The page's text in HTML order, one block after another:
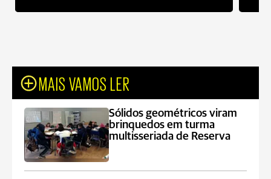
MAIS VAMOS LER
Sólidos geométricos viram
brinquedos em turma
multisseriada de Reserva